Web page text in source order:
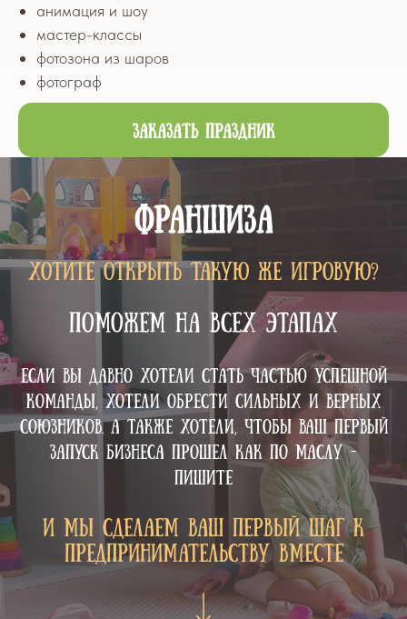
анимация и шоу
мастер-классы
фотозона из шаров
фотограф
Заказать праздник
ФРАНШИЗА
Хотите открыть такую же игровую?
ПОМОЖЕМ НА ВСЕХ ЭТАПАХ
Если вы давно хотели стать частью успешной
команды, хотели обрести сильных и верных
союзников. А также хотели, чтобы ваш первый
запуск бизнеса прошел как по маслу -
пишите
И мы сделаем ваш первый шаг к
предпринимательству вместе